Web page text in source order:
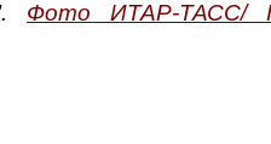
Фото ИТАР-ТАСС/